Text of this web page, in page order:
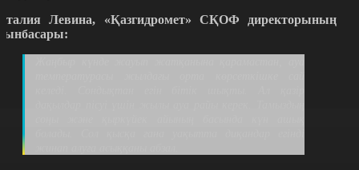
Левина, «Қазгидромет» СҚОФ директорының